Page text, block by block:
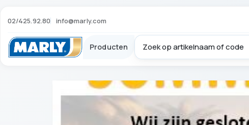
02/425.92.80 info@marly.com
Producten